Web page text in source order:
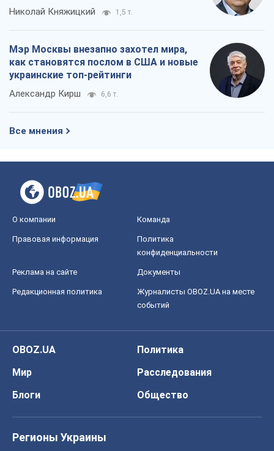
Николай Княжицкий 1,5 т.
Мэр Москвы внезапно захотел мира,
как становятся послом в США и новые
украинские топ-рейтинги
Александр Кирш 6,6 т.
Все мнения
О компании Команда
Правовая информация
Политика
конфиденциальности
Реклама на сайте Документы
Редакционная политика
Журналисты OBOZ.UA на месте
событий
OBOZ.UA
Политика
Мир
Расследования
Блоги
Общество
Регионы Украины